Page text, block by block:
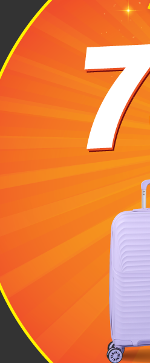
Vali 24 inch
Được thiết kế vừa vặn
vali size 24 inchcó khả
mang theo những vật
Các tiêu
Khi lựa chọn
chọn cho mình một
- Trọng lượng nhẹ:
không tốn quá nhiều
nặng khi xách tay cũng
- Bánh xe xoay 360
nhiều khó khăn, với
Khóa TSA
kiểm tra an ninh bắt
khóa TSA để nhân
sát Hoa Kỳ để mở.
mất cắp ở nơi công